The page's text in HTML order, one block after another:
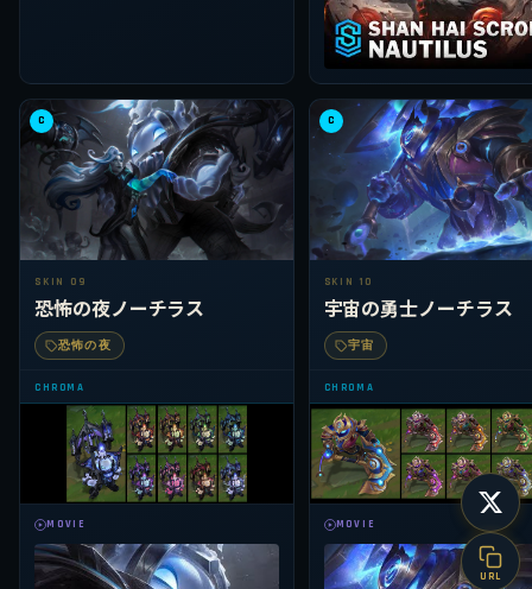
URL
C
SKIN 09
恐怖の夜ノーチラス
恐怖の夜
CHROMA
MOVIE
C
SKIN 10
宇宙の勇士ノーチラス
宇宙
CHROMA
MOVIE